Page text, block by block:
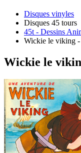
Disques vinyles
Disques 45 tours
45t - Dessins
Wickie le viking -
Wickie le